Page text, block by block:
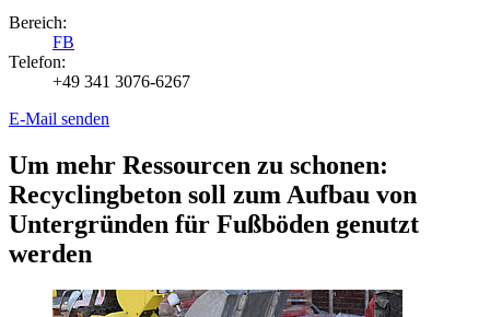
Bereich:
FB
Telefon:
+49 341 3076-6267
E-Mail senden
Um mehr Ressourcen zu schonen:
Recyclingbeton soll zum Aufbau von
Untergründen für Fußböden genutzt
werden